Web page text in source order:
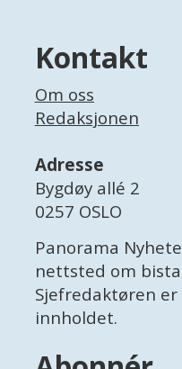
Kontakt
Om oss
Redaksjonen
Adresse
Bygdøy allé 2
0257 OSLO
Panorama
nettsted om
Sjefredaktøren
innholdet.